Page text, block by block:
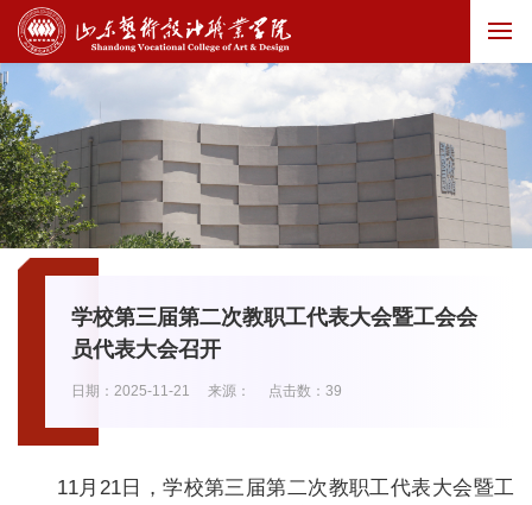
学校第三届第二次教职工代表大会暨工会会
员代表大会召开
日期：2025-11-21 来源： 点击数： 39
11月21日，学校第三届第二次教职工代表大会暨工